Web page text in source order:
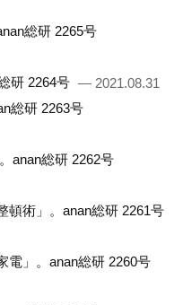
総研 2265号
研 2264号 — 2021.08.31
総研 2263号
anan総研 2262号
頓術」。anan総研 2261号
電」。anan総研 2260号